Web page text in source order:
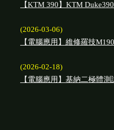
【KTM 390】KTM
(2026-03-06)
【電腦應用】維修羅技
(2026-02-18)
【電腦應用】基納二極體測